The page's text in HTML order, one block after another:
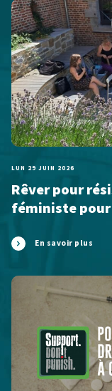
LUN 29 JUIN 2026
Rêver pour
féministe
En savoir plus